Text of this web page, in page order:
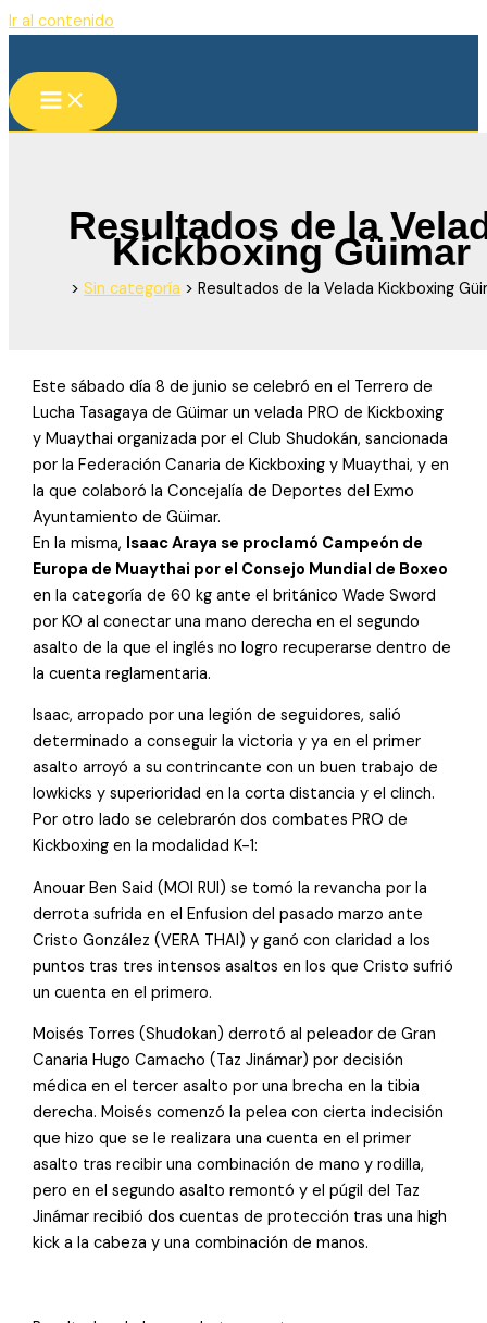
Ir al contenido
Resultados de la
Kickboxing Güimar
>Sin categoría >Resultados de la Velada Kickboxing
Este sábado día 8 de junio se celebró en el Terrero de
Lucha Tasagaya de Güimar un velada PRO de Kickboxing
y Muaythai organizada por el Club Shudokán, sancionada
por la Federación Canaria de Kickboxing y Muaythai, y en
la que colaboró la Concejalía de Deportes del Exmo
Ayuntamiento de Güimar.
En la misma, Isaac Araya se proclamó Campeón de
Europa de Muaythai por el Consejo Mundial de Boxeo
en la categoría de 60 kg ante el británico Wade Sword
por KO al conectar una mano derecha en el segundo
asalto de la que el inglés no logro recuperarse dentro de
la cuenta reglamentaria.
Isaac, arropado por una legión de seguidores, salió
determinado a conseguir la victoria y ya en el primer
asalto arroyó a su contrincante con un buen trabajo de
lowkicks y superioridad en la corta distancia y el clinch.
Por otro lado se celebrarón dos combates PRO de
Kickboxing en la modalidad K-1:
Anouar Ben Said (MOI RUI) se tomó la revancha por la
derrota sufrida en el Enfusion del pasado marzo ante
Cristo González (VERA THAI) y ganó con claridad a los
puntos tras tres intensos asaltos en los que Cristo sufrió
un cuenta en el primero.
Moisés Torres (Shudokan) derrotó al peleador de Gran
Canaria Hugo Camacho (Taz Jinámar) por decisión
médica en el tercer asalto por una brecha en la tibia
derecha. Moisés comenzó la pelea con cierta indecisión
que hizo que se le realizara una cuenta en el primer
asalto tras recibir una combinación de mano y rodilla,
pero en el segundo asalto remontó y el púgil del Taz
Jinámar recibió dos cuentas de protección tras una high
kick a la cabeza y una combinación de manos.